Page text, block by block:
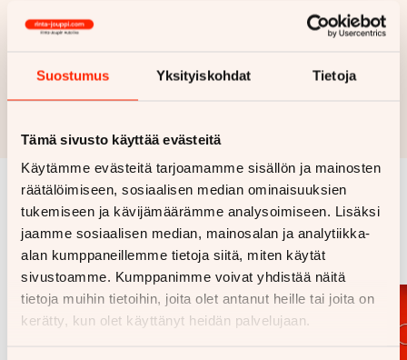
Suostumus Yksityiskohdat Tietoja
Tämä sivusto käyttää evästeitä
Käytämme evästeitä tarjoamamme sisällön ja mainosten
räätälöimiseen, sosiaalisen median ominaisuuksien
tukemiseen ja kävijämäärämme analysoimiseen. Lisäksi
jaamme sosiaalisen median, mainosalan ja analytiikka-
alan kumppaneillemme tietoja siitä, miten käytät
sivustoamme. Kumppanimme voivat yhdistää näitä
tietoja muihin tietoihin, joita olet antanut heille tai joita on
kerätty, kun olet käyttänyt heidän palvelujaan.
Haluan myös tarjouksen vakuutuksesta
Hae rahoitustarjous
Samankaltaisia ajoneuvoja
Katso kaikki